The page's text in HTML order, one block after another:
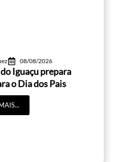
08/08/2026
Iguaçu prepara
o Dia dos Pais